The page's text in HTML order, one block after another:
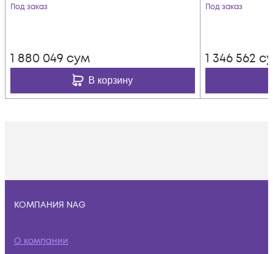
Под заказ
1 880 049 сум
В корзину
Под заказ
1 346 562
КОМПАНИЯ NAG
О компании